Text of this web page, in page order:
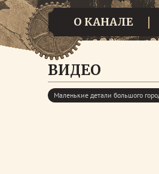
О КАНАЛЕ
ВИДЕО
Маленькие детали большого